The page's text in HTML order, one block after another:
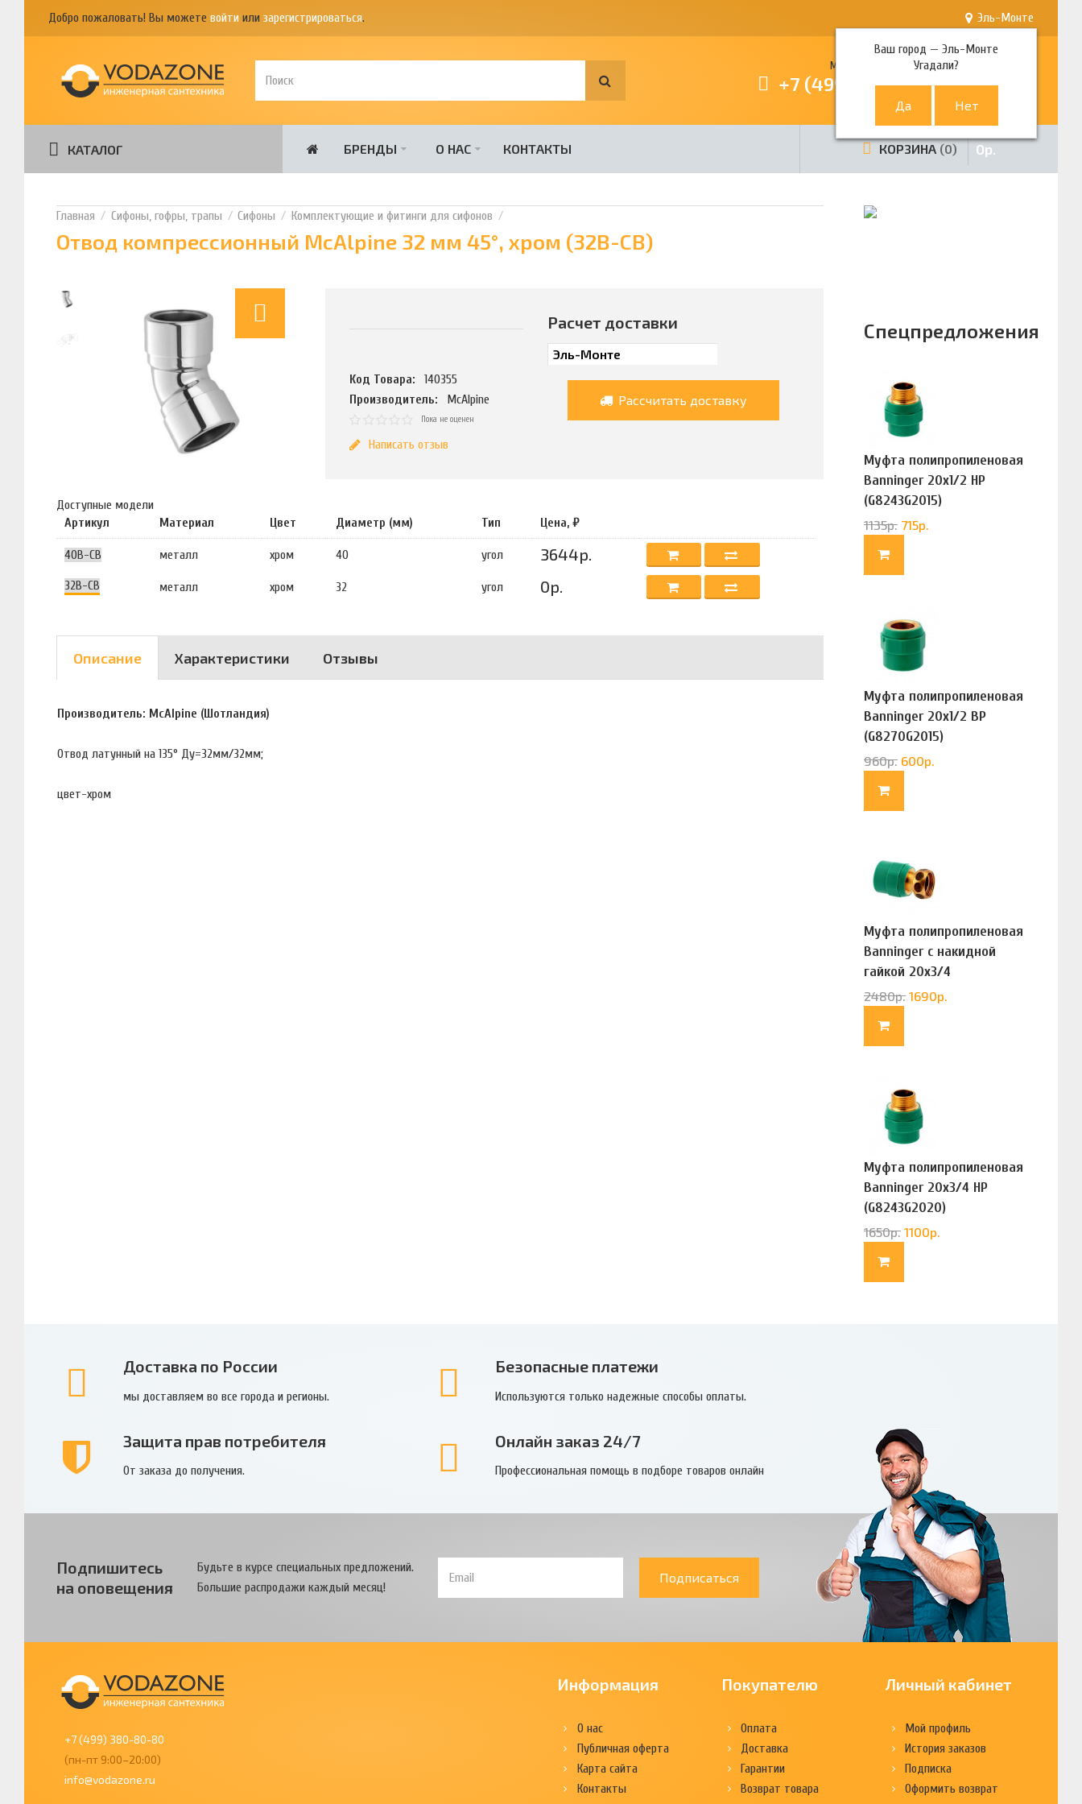
Добро пожаловать! Вы можете войти или зарегистрироваться. Эль-Монте
Ваш город —Эль-Монте
Угадали?
Многоканальный телефон
+7 (499) 380-80-80
КАТАЛОГ БРЕНДЫ О НАС КОНТАКТЫ КОРЗИНА 0 0р.
Сифоны, гофры, трапы Сифоны Комплектующие и фитинги для сифонов
Отвод компрессионный McAlpine 32 мм 45°, хром (32B-CB)
Код Товара:
140355
Производитель:
McAlpine
Пока не оценен
Написать отзыв
Расчет доставки
Рассчитать доставку
Доступные модели
Артикул
Материал Цвет Диаметр (мм) Тип Цена, ₽
40B-CB металл хром 40 угол 3644р.
32B-CB металл хром 32 угол 0р.
Описание Характеристики Отзывы
Производитель: McAlpine (Шотландия)
Отвод латунный на 135° Ду=32мм/32мм;
цвет-хром
Спецпредложения
Муфта полипропиленовая
Banninger 20х1/2 НР
(G8243G2015)
1135р. 715р.
Муфта полипропиленовая
Banninger 20х1/2 ВР
(G8270G2015)
960р. 600р.
Муфта полипропиленовая
Banninger с накидной
гайкой 20х3/4
(G83322020)
2480р. 1690р.
Муфта полипропиленовая
Banninger 20х3/4 НР
(G8243G2020)
1650р. 1100р.
Доставка по России
мы доставляем во все города и регионы.
Безопасные платежи
Используются только надежные способы оплаты.
Защита прав потребителя
От заказа до получения.
Онлайн заказ 24/7
Профессиональная помощь в подборе товаров онлайн
Подпишитесь
на оповещения
Будьте в курсе специальных предложений.
Большие распродажи каждый месяц!
Подписаться
+7 (499) 380-80-80
(пн-пт 9:00–20:00)
info@vodazone.ru
Информация
О нас
Публичная оферта
Карта сайта
Контакты
Покупателю
Оплата
Доставка
Гарантии
Возврат товара
Личный кабинет
Мой профиль
История заказов
Подписка
Оформить возврат